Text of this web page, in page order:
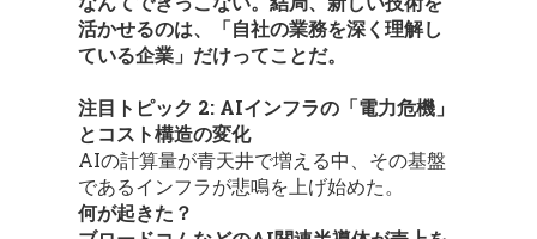
活かせるのは、「自社の業務を深く理解し
ている企業」だけってことだ。
注目トピック 2: AIインフラの「電力危機」
とコスト構造の変化
AIの計算量が青天井で増える中、その基盤
であるインフラが悲鳴を上げ始めた。
何が起きた？